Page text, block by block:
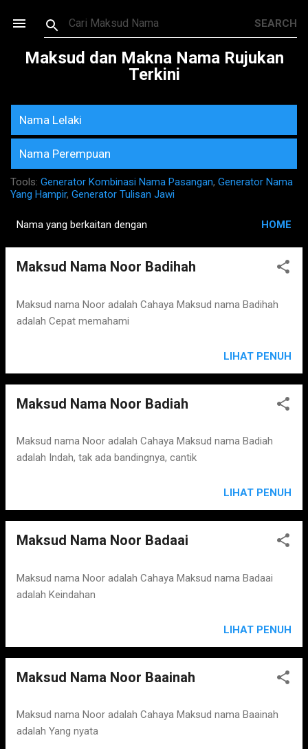
Skip to main content
Maksud dan Makna Nama Rujukan
Terkini
Nama Lelaki
Nama Perempuan
Tools: Generator Kombinasi Nama Pasangan, Generator Nama
Yang Hampir, Generator Tulisan Jawi
o
Nama yang berkaitan dengan HOME
Maksud Nama Noor Badihah
Maksud nama Noor adalah Cahaya Maksud nama Badihah
adalah Cepat memahami
LIHAT PENUH
Maksud Nama Noor Badiah
Maksud nama Noor adalah Cahaya Maksud nama Badiah
adalah Indah, tak ada bandingnya, cantik
LIHAT PENUH
Maksud Nama Noor Badaai
Maksud nama Noor adalah Cahaya Maksud nama Badaai
adalah Keindahan
LIHAT PENUH
Maksud Nama Noor Baainah
Maksud nama Noor adalah Cahaya Maksud nama Baainah
adalah Yang nyata